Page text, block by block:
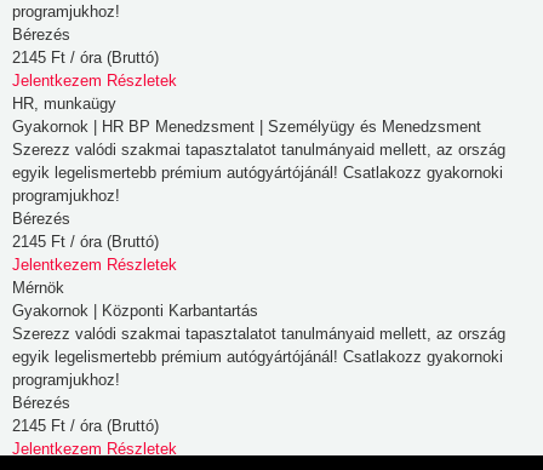
programjukhoz!
Bérezés
2145 Ft / óra (Bruttó)
Jelentkezem Részletek
HR, munkaügy
Gyakornok | HR BP Menedzsment | Személyügy és Menedzsment
Szerezz valódi szakmai tapasztalatot tanulmányaid mellett, az ország
egyik legelismertebb prémium autógyártójánál! Csatlakozz gyakornoki
programjukhoz!
Bérezés
2145 Ft / óra (Bruttó)
Jelentkezem Részletek
Mérnök
Gyakornok | Központi Karbantartás
Szerezz valódi szakmai tapasztalatot tanulmányaid mellett, az ország
egyik legelismertebb prémium autógyártójánál! Csatlakozz gyakornoki
programjukhoz!
Bérezés
2145 Ft / óra (Bruttó)
Jelentkezem Részletek
és
az
általunk
kínált
szolgáltatásokat.